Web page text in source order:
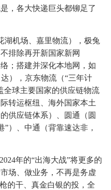
，各大快递巨头都铆足了
机场、嘉里物流），极兔
排除再开新国家新网
；搭建并深化本地网，如
），京东物流（“三年计
全球主要国家的供应链物流
转运枢纽、海外国家本土
供应链体系）、圆通（圆
）、中通（背靠速达非，
年的“出海大战”将更多的
场、做业务，不再是务虚
的干、真金白银的投，全